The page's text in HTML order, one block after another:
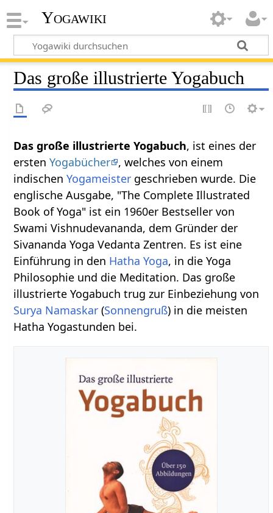
Yogawiki
Das große illustrierte Yogabuch
Das große illustrierte Yogabuch, ist eines der
erstenYogabücher , welches von einem
indischenYogameister geschrieben wurde. Die
englische Ausgabe, "The Complete Illustrated
Book of Yoga" ist ein 1960er Bestseller von
Swami Vishnudevananda, dem Gründer der
Sivananda Yoga Vedanta Zentren. Es ist eine
Einführung in den Hatha Yoga, in die Yoga
Philosophie und die Meditation. Das große
illustrierte Yogabuch trug zur Einbeziehung von
Surya Namaskar (Sonnengruß) in die meisten
Hatha Yogastunden bei.